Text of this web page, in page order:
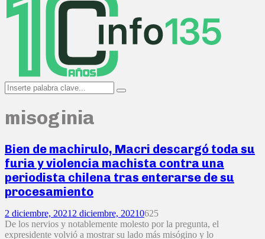
Search
for:
Search
misoginia
Bien de machirulo, Macri descargó toda su
furia y violencia machista contra una
periodista chilena tras enterarse de su
procesamiento
2 diciembre, 2021 2 diciembre, 20210625
De los nervios y notablemente molesto por la pregunta, el
expresidente volvió a mostrar su lado más misógino y lo